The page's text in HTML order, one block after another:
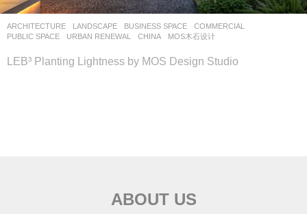
ARCHITECTURE LANDSCAPE BUSINESS SPACE ,COMMERCIAL
PUBLIC SPACE
,URBAN RENEWAL CHINA MOS木石设计
LEB³ Planting Lightness by MOS Design Studio
ABOUT US